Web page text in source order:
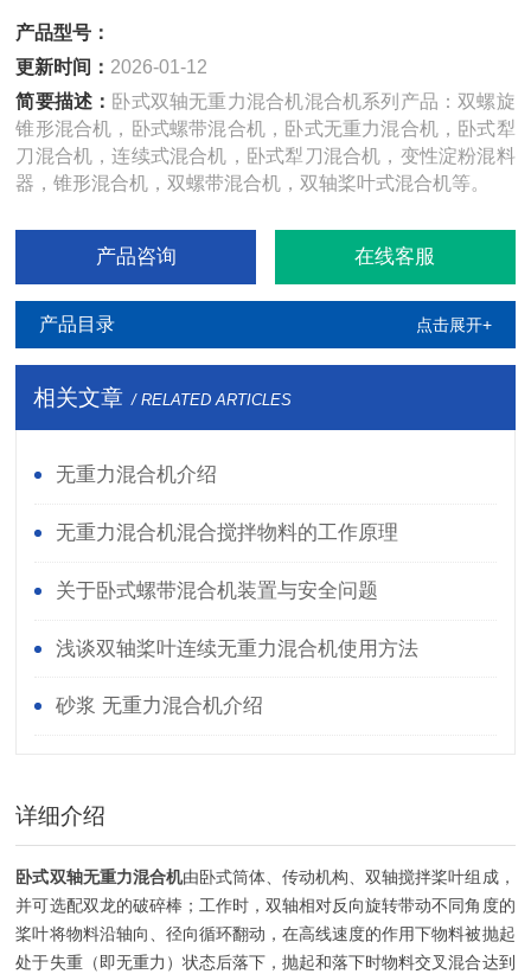
产品型号：
更新时间： 2026-01-12
简要描述： 卧式双轴无重力混合机混合机系列产品：双螺旋
锥形混合机，卧式螺带混合机，卧式无重力混合机，卧式犁
刀混合机，连续式混合机，卧式犁刀混合机，变性淀粉混料
器，锥形混合机，双螺带混合机，双轴桨叶式混合机等。
产品咨询 在线客服
产品目录 点击展开+
相关文章 / RELATED ARTICLES
无重力混合机介绍
无重力混合机混合搅拌物料的工作原理
关于卧式螺带混合机装置与安全问题
浅谈双轴桨叶连续无重力混合机使用方法
砂浆 无重力混合机介绍
详细介绍
卧式双轴无重力混合机由卧式筒体、传动机构、双轴搅拌桨叶组成，
并可选配双龙的破碎棒；工作时，双轴相对反向旋转带动不同角度的
桨叶将物料沿轴向、径向循环翻动，在高线速度的作用下物料被抛起
处于失重（即无重力）状态后落下，抛起和落下时物料交叉混合达到